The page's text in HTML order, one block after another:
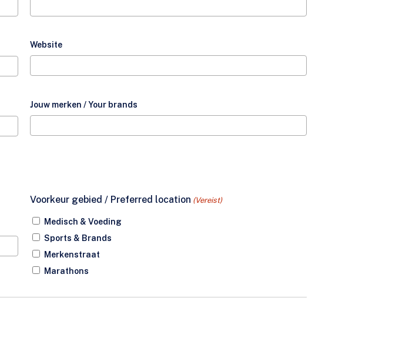
Website
Jouw merken / Your brands
Voorkeur gebied / Preferred location (Vereist)
Medisch & Voeding
Sports & Brands
Merkenstraat
Marathons